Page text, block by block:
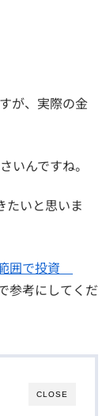
が、実際の金
いんですね。
たいと思いま
囲で投資
参考にしてくだ
CLOSE